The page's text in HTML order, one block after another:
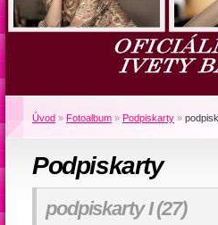
Úvod » Fotoalbum » Podpiskarty »
Podpiskarty
podpiskarty I (27)